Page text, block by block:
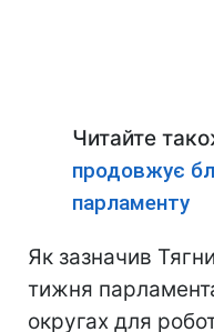
Читайте
продовжує
парламенту
Як зазначив
тижня
округах для